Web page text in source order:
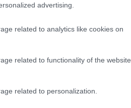
advertising.
related to analytics like cookies on
related to functionality of the website
related to personalization.
χρόνο να
υπό έντονη
in r*pe case.